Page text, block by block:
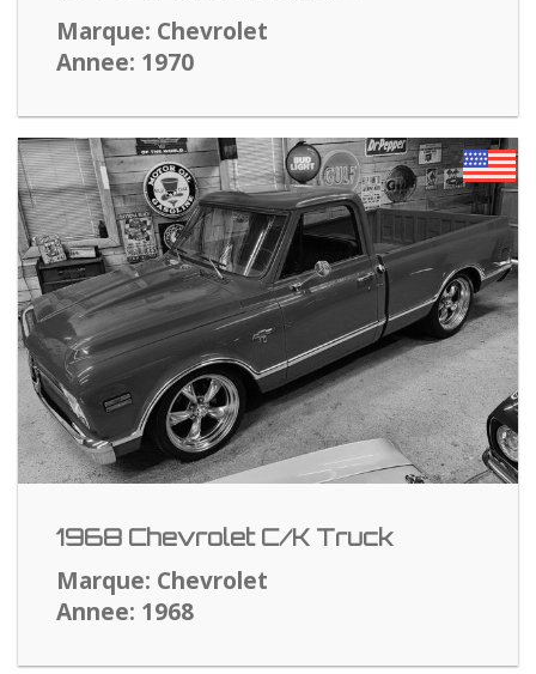
Marque: Chevrolet
Annee: 1970
1968 Chevrolet C/K Truck
Marque: Chevrolet
Annee: 1968